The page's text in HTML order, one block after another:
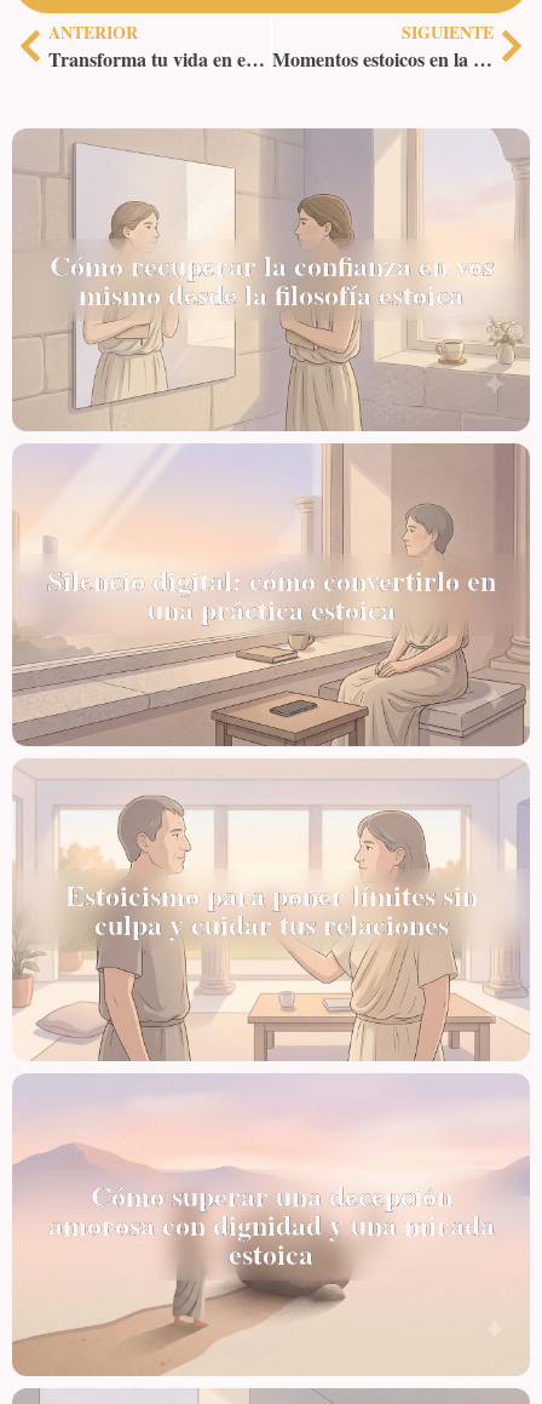
ANTERIOR
Transforma tu vida en este momento: tu oportunidad ha llegado con la sabiduría estoica
SIGUIENTE
Momentos estoicos en la vida del profeta Elias
Cómo recuperar la confianza en vos
mismo desde la filosofía estoica
Silencio digital: cómo convertirlo en
una práctica estoica
Estoicismo para poner límites sin
culpa y cuidar tus relaciones
Cómo superar una decepción
amorosa con dignidad y una mirada
estoica